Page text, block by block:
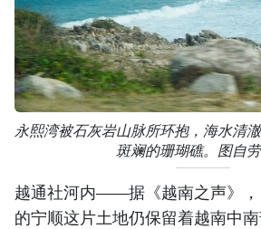
永熙湾被石灰岩山脉所环抱，海水清
斑斓的珊瑚礁。图自
越通社河内——据《越南之声》
的宁顺这片土地仍保留着越南中